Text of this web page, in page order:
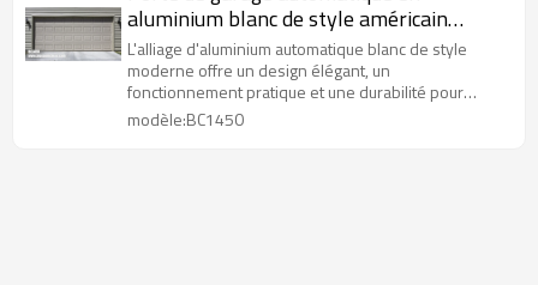
aluminium blanc de style américain
moderne pour projet de villa
L'alliage d'aluminium automatique blanc de style
moderne offre un design élégant, un
fonctionnement pratique et une durabilité pour
améliorer l'esthétique de l'espace
modèle:BC1450